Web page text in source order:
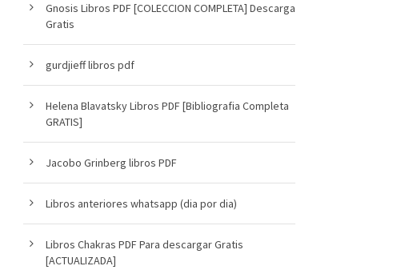
Gnosis Libros PDF [COLECCION COMPLETA] Descarga
Gratis
gurdjieff libros pdf
Helena Blavatsky Libros PDF [Bibliografia Completa
GRATIS]
Jacobo Grinberg libros PDF
Libros anteriores whatsapp (dia por dia)
Libros Chakras PDF Para descargar Gratis
[ACTUALIZADA]